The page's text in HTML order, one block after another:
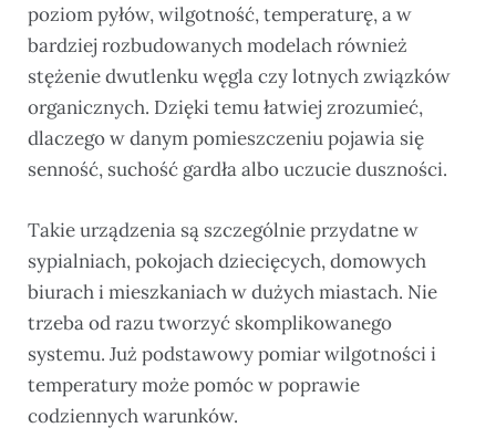
poziom pyłów, wilgotność, temperaturę, a w
bardziej rozbudowanych modelach również
stężenie dwutlenku węgla czy lotnych związków
organicznych. Dzięki temu łatwiej zrozumieć,
dlaczego w danym pomieszczeniu pojawia się
senność, suchość gardła albo uczucie duszności.
Takie urządzenia są szczególnie przydatne w
sypialniach, pokojach dziecięcych, domowych
biurach i mieszkaniach w dużych miastach. Nie
trzeba od razu tworzyć skomplikowanego
systemu. Już podstawowy pomiar wilgotności i
temperatury może pomóc w poprawie
codziennych warunków.